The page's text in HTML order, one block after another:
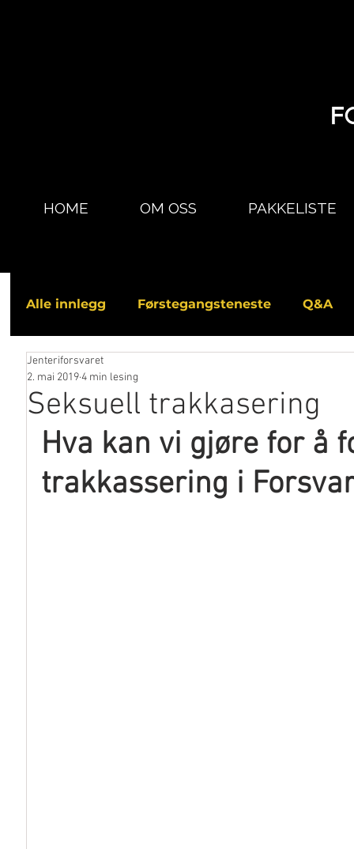
HOME OM OSS PAKKELISTE
Alle innlegg Førstegangsteneste Q&A
I media
Seksuell trakkasering
Jenteriforsvaret
2. mai 20194 min lesing
Hva kan vi gjøre for å
trakkassering i